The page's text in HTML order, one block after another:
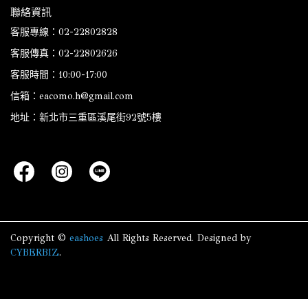
聯絡資訊
客服專線：02-22802828
客服傳真：02-22802626
客服時間：10:00-17:00
信箱：eacomo.h@gmail.com
地址：新北市三重區溪尾街92號5樓
Copyright © eashoes All Rights Reserved. Designed by
CYBERBIZ.